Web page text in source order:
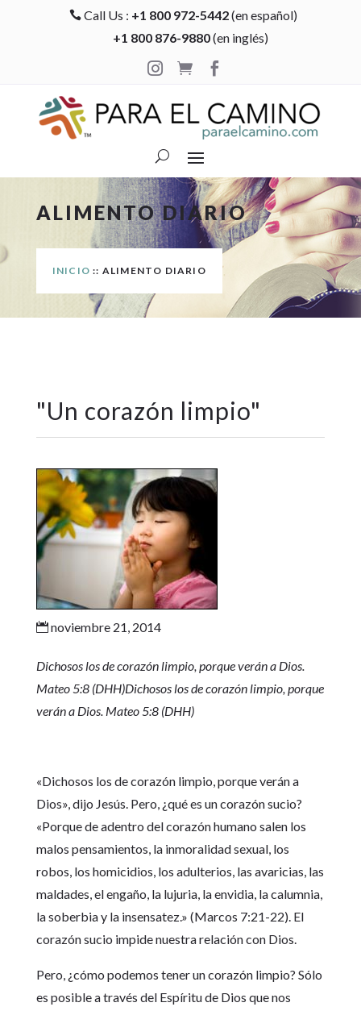
 Call Us : +1 800 972-5442(en español)
+1 800 876-9880(en inglés)

 
ALIMENTO DIARIO
INICIO :: ALIMENTO DIARIO
"Un corazón limpio"
noviembre 21, 2014
Dichosos los de corazón limpio, porque verán a Dios.
Mateo 5:8 (DHH)Dichosos los de corazón limpio, porque
verán a Dios. Mateo 5:8 (DHH)
«Dichosos los de corazón limpio, porque verán a
Dios», dijo Jesús. Pero, ¿qué es un corazón sucio?
«Porque de adentro del corazón humano salen los
malos pensamientos, la inmoralidad sexual, los
robos, los homicidios, los adulterios, las avaricias, las
maldades, el engaño, la lujuria, la envidia, la calumnia,
la soberbia y la insensatez.» (Marcos 7:21-22). El
corazón sucio impide nuestra relación con Dios.
Pero, ¿cómo podemos tener un corazón limpio? Sólo
es posible a través del Espíritu de Dios que nos